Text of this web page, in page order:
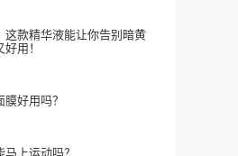
这款精华液能让你告别暗黄
用！
好用吗？
上运动吗？